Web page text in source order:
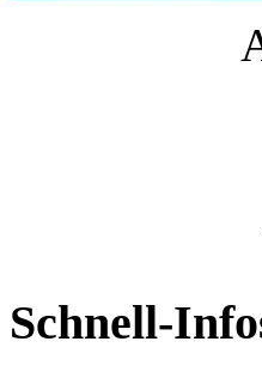
Schnell-